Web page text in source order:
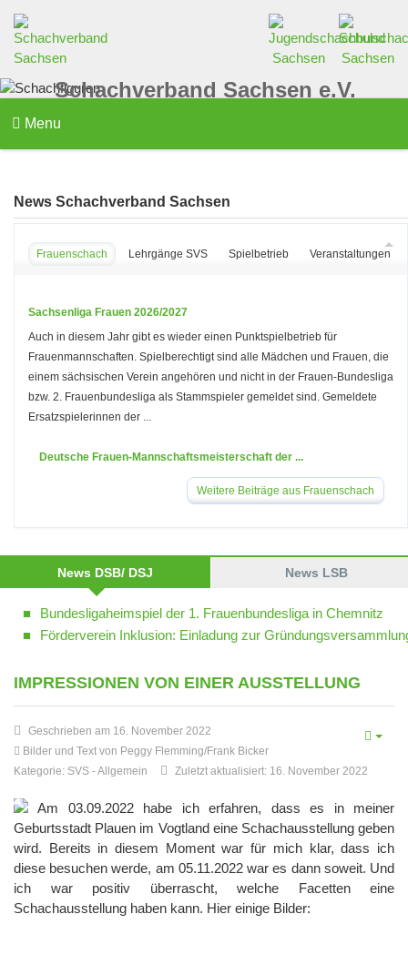
Schachverband Sachsen e.V.
Menu
News Schachverband Sachsen
Frauenschach Lehrgänge SVS Spielbetrieb Veranstaltungen
Sachsenliga Frauen 2026/2027
Auch in diesem Jahr gibt es wieder einen Punktspielbetrieb für
Frauenmannschaften. Spielberechtigt sind alle Mädchen und Frauen, die
einem sächsischen Verein angehören und nicht in der Frauen-Bundesliga
bzw. 2. Frauenbundesliga als Stammspieler gemeldet sind. Gemeldete
Ersatzspielerinnen der ...
Deutsche Frauen-Mannschaftsmeisterschaft der ...
Weitere Beiträge aus Frauenschach
News DSB/ DSJ News LSB
Bundesligaheimspiel der 1. Frauenbundesliga in Chemnitz
Förderverein Inklusion: Einladung zur
IMPRESSIONEN VON EINER AUSSTELLUNG
Geschrieben am 16. November 2022
Bilder und Text von Peggy Flemming/Frank Bicker
Kategorie: SVS -Allgemein Zuletzt aktualisiert: 16. November 2022
Am 03.09.2022 habe ich erfahren, dass es in meiner
Geburtsstadt Plauen im Vogtland eine Schachausstellung geben
wird. Bereits in diesem Moment war für mich klar, dass ich
diese besuchen werde, am 05.11.2022 war es dann soweit. Und
ich war positiv überrascht, welche Facetten eine
Schachausstellung haben kann. Hier einige Bilder: